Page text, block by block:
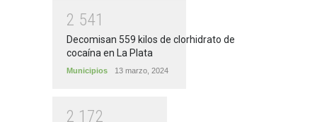
2 541
Decomisan 559 kilos de clorhidrato de
cocaína en La Plata
Municipios 13 marzo, 2024
2 1 72